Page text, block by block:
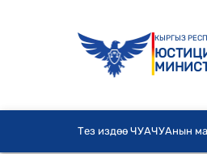
КЫРГЫЗ
Тез издөө ЧУАЧУАнын